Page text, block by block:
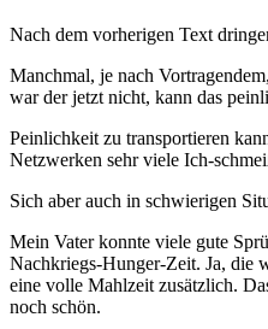
Nach dem vorherigen Text
Manchmal, je nach
war der jetzt nicht, kann das
Peinlichkeit zu transportieren
Netzwerken sehr viele Ich-
Sich aber auch in schwierigen
Mein Vater konnte viele gute
Nachkriegs-Hunger-Zeit. Ja, die
eine volle Mahlzeit zusätzlich.
noch schön.